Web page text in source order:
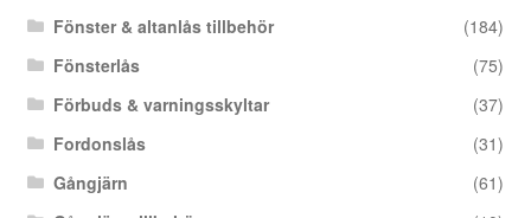
Fönster & altanlås tillbehör
(184)
Fönsterlås
(75)
Förbuds & varningsskyltar
(37)
Fordonslås
(31)
Gångjärn
(61)